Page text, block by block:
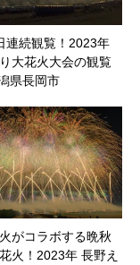
連続観覧！2023年
大花火大会の観覧
県長岡市
がコラボする晩秋
火！2023年 長野え